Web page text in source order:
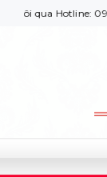
Hotline: 0932